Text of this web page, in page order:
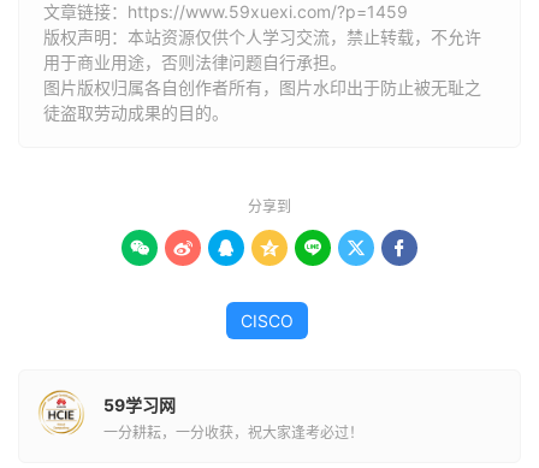
文章链接： https://www.59xuexi.com/?p=1459
版权声明：本站资源仅供个人学习交流，禁止转载，不允许
用于商业用途，否则法律问题自行承担。
图片版权归属各自创作者所有，图片水印出于防止被无耻之
徒盗取劳动成果的目的。
分享到
      
CISCO
59学习网
一分耕耘，一分收获，祝大家逢考必过！